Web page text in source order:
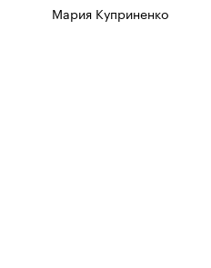
Мария Куприненко